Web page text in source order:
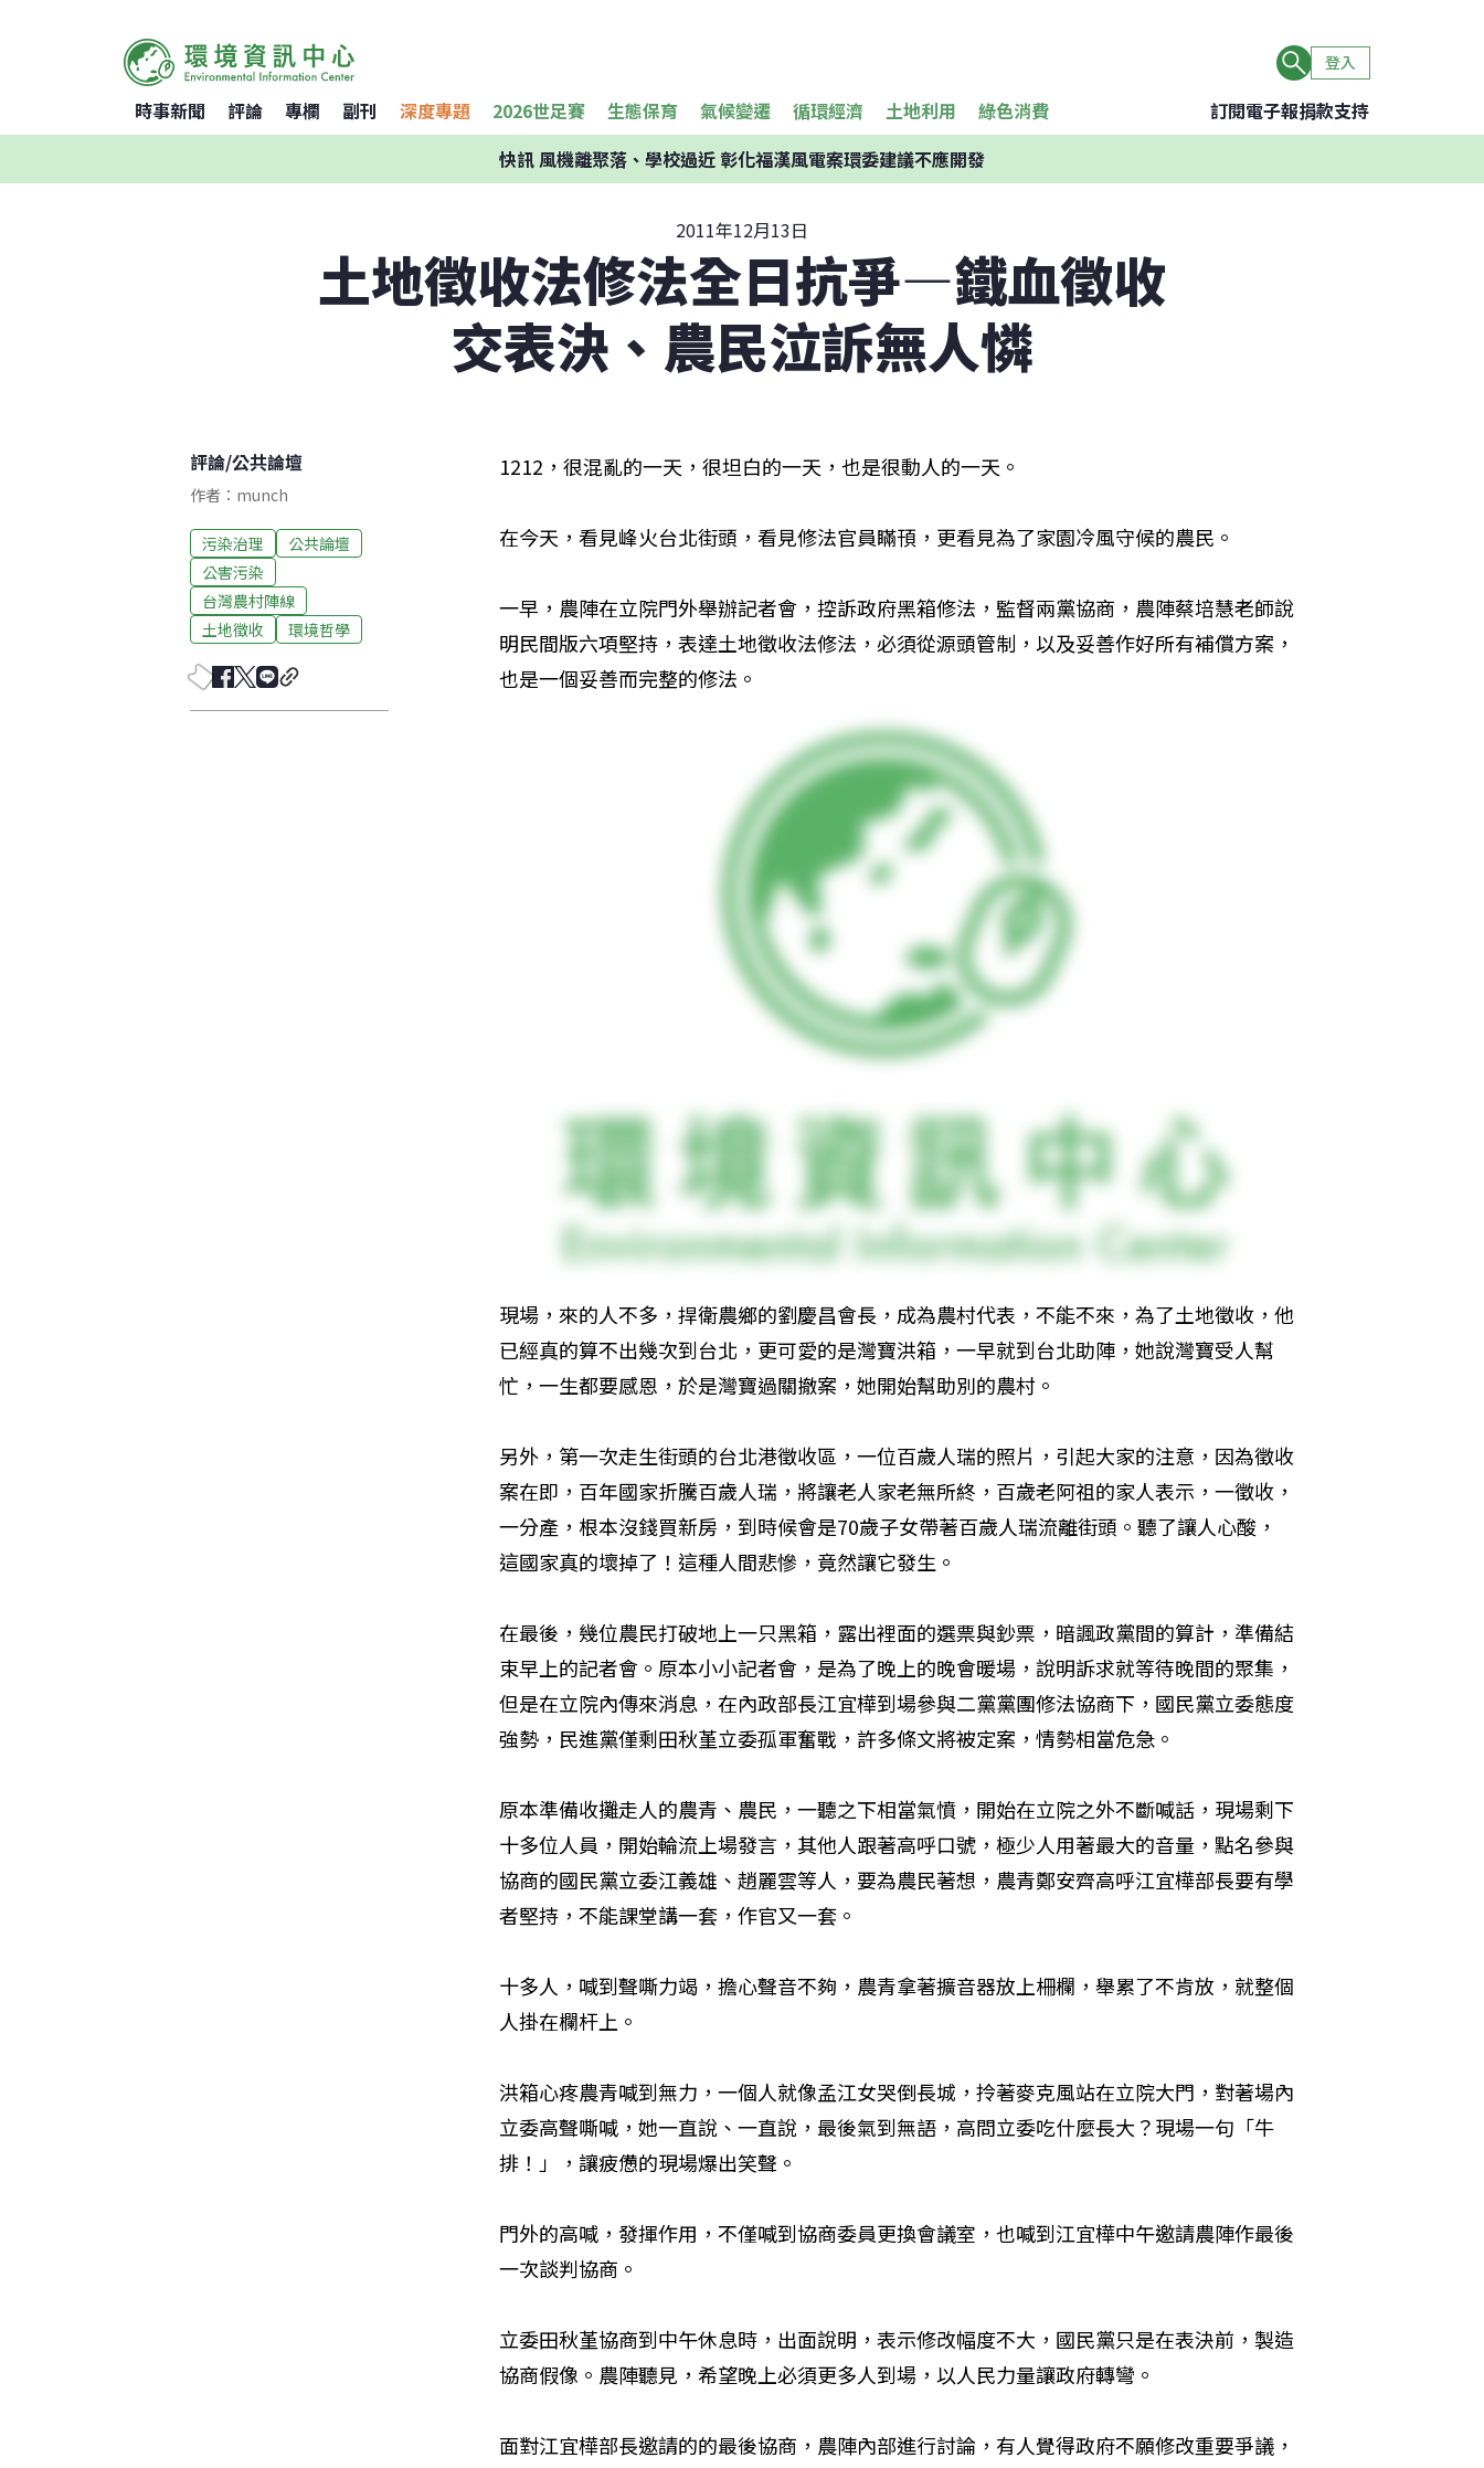
登入
時事新聞 評論 專欄 副刊 深度專題 2026世足賽 生態保育 氣候變遷 循環經濟 土地利用 綠色消費 訂閱電子報捐款支持
快訊風機離聚落、學校過近 彰化福漢風電案環委建議不應開發
2011年12月13日
土地徵收法修法全日抗爭—鐵血徵收
交表決、農民泣訴無人憐
評論/公共論壇
作者：munch
污染治理
公共論壇
公害污染
台灣農村陣線
土地徵收
環境哲學
1212，很混亂的一天，很坦白的一天，也是很動人的一天。
在今天，看見峰火台北街頭，看見修法官員瞞頇，更看見為了家園冷風守候的農民。
一早，農陣在立院門外舉辦記者會，控訴政府黑箱修法，監督兩黨協商，農陣蔡培慧老師說
明民間版六項堅持，表達土地徵收法修法，必須從源頭管制，以及妥善作好所有補償方案，
也是一個妥善而完整的修法。
現場，來的人不多，捍衛農鄉的劉慶昌會長，成為農村代表，不能不來，為了土地徵收，他
已經真的算不出幾次到台北，更可愛的是灣寶洪箱，一早就到台北助陣，她說灣寶受人幫
忙，一生都要感恩，於是灣寶過關撤案，她開始幫助別的農村。
另外，第一次走生街頭的台北港徵收區，一位百歲人瑞的照片，引起大家的注意，因為徵收
案在即，百年國家折騰百歲人瑞，將讓老人家老無所終，百歲老阿祖的家人表示，一徵收，
一分產，根本沒錢買新房，到時候會是70歲子女帶著百歲人瑞流離街頭。聽了讓人心酸，
這國家真的壞掉了！這種人間悲慘，竟然讓它發生。
在最後，幾位農民打破地上一只黑箱，露出裡面的選票與鈔票，暗諷政黨間的算計，準備結
束早上的記者會。原本小小記者會，是為了晚上的晚會暖場，說明訴求就等待晚間的聚集，
但是在立院內傳來消息，在內政部長江宜樺到場參與二黨黨團修法協商下，國民黨立委態度
強勢，民進黨僅剩田秋堇立委孤軍奮戰，許多條文將被定案，情勢相當危急。
原本準備收攤走人的農青、農民，一聽之下相當氣憤，開始在立院之外不斷喊話，現場剩下
十多位人員，開始輪流上場發言，其他人跟著高呼口號，極少人用著最大的音量，點名參與
協商的國民黨立委江義雄、趙麗雲等人，要為農民著想，農青鄭安齊高呼江宜樺部長要有學
者堅持，不能課堂講一套，作官又一套。
十多人，喊到聲嘶力竭，擔心聲音不夠，農青拿著擴音器放上柵欄，舉累了不肯放，就整個
人掛在欄杆上。
洪箱心疼農青喊到無力，一個人就像孟江女哭倒長城，拎著麥克風站在立院大門，對著場內
立委高聲嘶喊，她一直說、一直說，最後氣到無語，高問立委吃什麼長大？現場一句「牛
排！」，讓疲憊的現場爆出笑聲。
門外的高喊，發揮作用，不僅喊到協商委員更換會議室，也喊到江宜樺中午邀請農陣作最後
一次談判協商。
立委田秋堇協商到中午休息時，出面說明，表示修改幅度不大，國民黨只是在表決前，製造
協商假像。農陣聽見，希望晚上必須更多人到場，以人民力量讓政府轉彎。
面對江宜樺部長邀請的的最後協商，農陣內部進行討論，有人覺得政府不願修改重要爭議，